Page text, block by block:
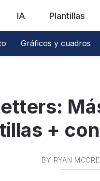
IA Plantillas
Gráficos y cuadros
+
BY RYAN